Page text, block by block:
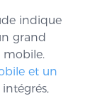
indique
grand
mobile.
et un